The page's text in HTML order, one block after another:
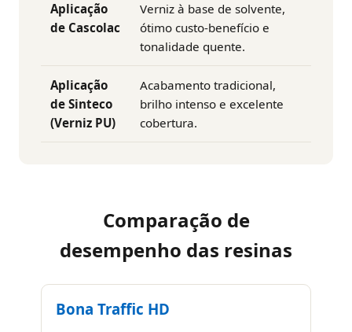
Aplicação
de Cascolac
Verniz à base de solvente,
ótimo custo-benefício e
tonalidade quente.
Aplicação
de Sinteco
(Verniz PU)
Acabamento tradicional,
brilho intenso e excelente
cobertura.
Comparação de
desempenho das resinas
Bona Traffic HD